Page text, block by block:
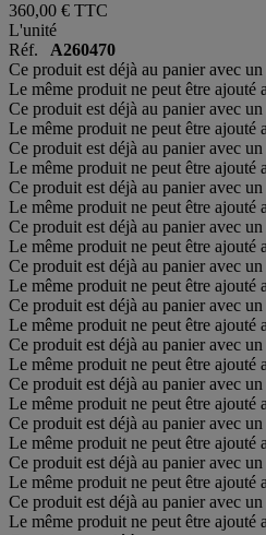
360,00 € TTC
L'unité
Réf. A260470
Ce produit est déjà au panier avec un
Le même produit ne peut être ajouté
Ce produit est déjà au panier avec un
Le même produit ne peut être ajouté
Ce produit est déjà au panier avec un
Le même produit ne peut être ajouté
Ce produit est déjà au panier avec un
Le même produit ne peut être ajouté
Ce produit est déjà au panier avec un
Le même produit ne peut être ajouté
Ce produit est déjà au panier avec un
Le même produit ne peut être ajouté
Ce produit est déjà au panier avec un
Le même produit ne peut être ajouté
Ce produit est déjà au panier avec un
Le même produit ne peut être ajouté
Ce produit est déjà au panier avec un
Le même produit ne peut être ajouté
Ce produit est déjà au panier avec un
Le même produit ne peut être ajouté
Ce produit est déjà au panier avec un
Le même produit ne peut être ajouté
Ce produit est déjà au panier avec un
Le même produit ne peut être ajouté